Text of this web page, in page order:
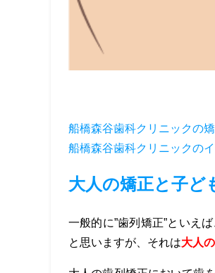
船橋森谷歯科クリニックの
船橋森谷歯科クリニックの
大人の矯正と子ど
一般的に”歯列矯正”といえ
と思いますが、それは大人